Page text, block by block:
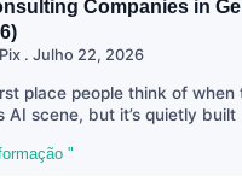
Companies in
Julho 22, 2026
place people think of when
AI scene, but it’s quietly built
"